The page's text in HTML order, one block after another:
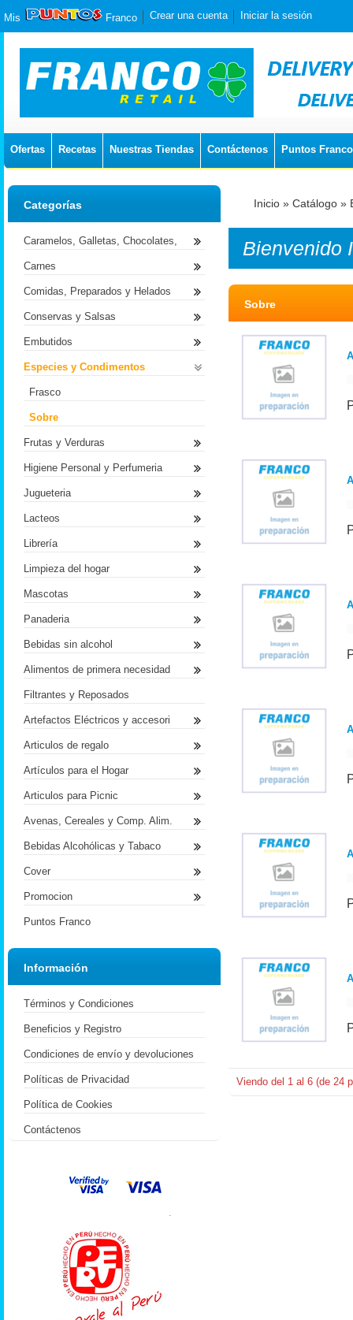
Mis Franco Crear una cuenta Iniciar la sesión
Ofertas Recetas Nuestras Tiendas Contáctenos Puntos Franco
Inicio » Catálogo »
Bienvenido
Sobre
Viendo del 1 al 6 (de 24
Categorías
Caramelos, Galletas, Chocolates,
Carnes
Comidas, Preparados y Helados
Conservas y Salsas
Embutidos
Especies y Condimentos
Frasco
Sobre
Frutas y Verduras
Higiene Personal y Perfumeria
Jugueteria
Lacteos
Librería
Limpieza del hogar
Mascotas
Panaderia
Bebidas sin alcohol
Alimentos de primera necesidad
Filtrantes y Reposados
Artefactos Eléctricos y accesori
Articulos de regalo
Artículos para el Hogar
Articulos para Picnic
Avenas, Cereales y Comp. Alim.
Bebidas Alcohólicas y Tabaco
Cover
Promocion
Puntos Franco
Información
Términos y Condiciones
Beneficios y Registro
Condiciones de envío y devoluciones
Políticas de Privacidad
Política de Cookies
Contáctenos
.